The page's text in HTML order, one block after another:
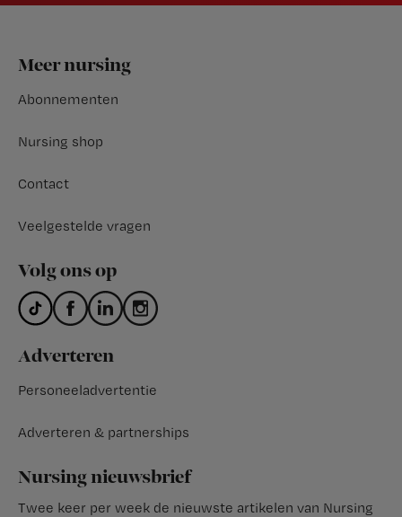
Footer
Meer nursing
Abonnementen
Nursing shop
Contact
Veelgestelde vragen
Volg ons op
Adverteren
Personeeladvertentie
Adverteren & partnerships
Nursing nieuwsbrief
Twee keer per week de nieuwste artikelen van Nursing